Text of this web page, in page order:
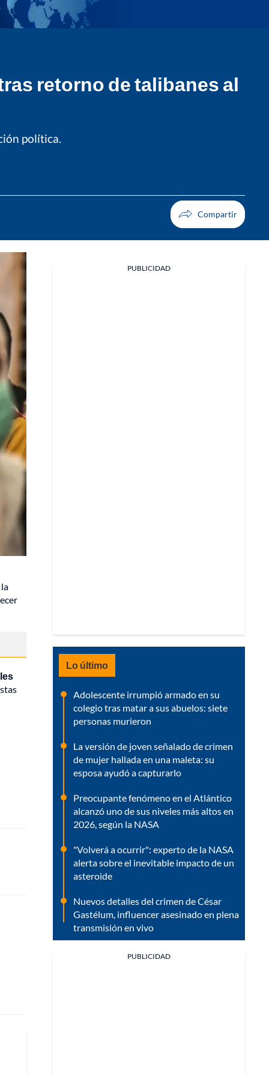
retorno de talibanes al
política.
PUBLICIDAD
Lo último
Adolescente irrumpió armado en su
colegio tras matar a sus abuelos: siete
personas murieron
La versión de joven señalado de crimen
de mujer hallada en una maleta: su
esposa ayudó a capturarlo
Preocupante fenómeno en el Atlántico
alcanzó uno de sus niveles más altos en
2026, según la NASA
"Volverá a ocurrir": experto de la NASA
alerta sobre el inevitable impacto de un
asteroide
Nuevos detalles del crimen de César
Gastélum, influencer asesinado en plena
transmisión en vivo
PUBLICIDAD